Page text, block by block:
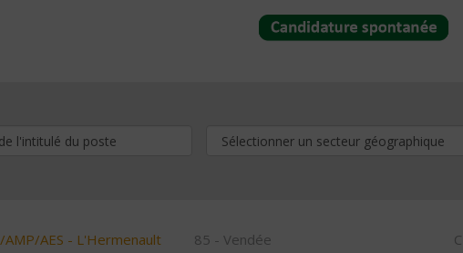
AES - L'Hermenault
85 - Vendée